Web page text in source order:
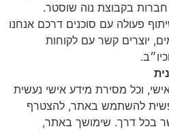
חברות בקבוצת נוה שוסטר.
פעולה עם סוכנים דרכם אנחנו
יוצרים קשר עם לקוחות
וכל מסירת מידע אישי נעשית
להשתמש באתר, להצטרף
בכל דרך. שימושך באתר,